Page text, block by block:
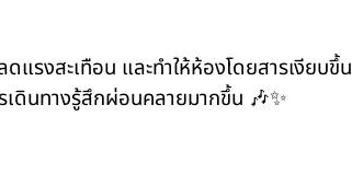
รงสะเทือน และทำให้ห้องโดยสารเงียบขึ้น
เดินทางรู้สึกผ่อนคลายมากขึ้น 🎶✨